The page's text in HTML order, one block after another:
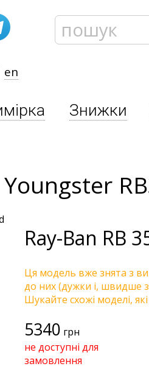
en
Знижки
Ray-Ban RB
Ця модель вже знята з
до них (дужки і, швидше
Шукайте схожі моделі,
5340 грн
не доступні для
замовлення